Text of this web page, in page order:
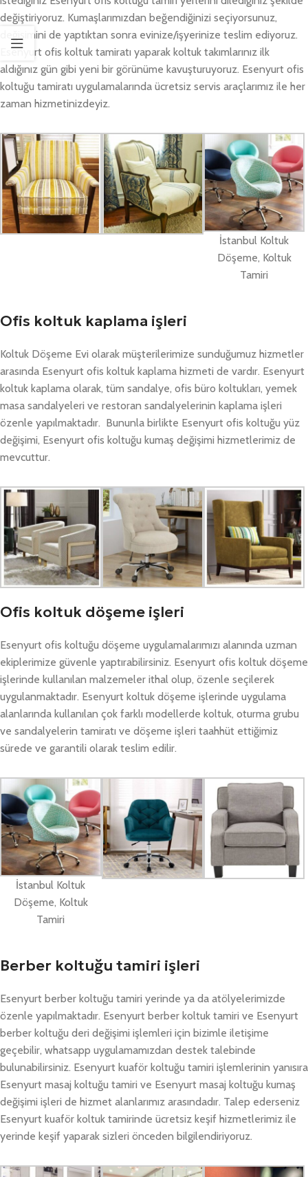
değiştiriyoruz. Kumaşlarımızdan beğendiğinizi seçiyorsunuz,
değişimini de yaptıktan sonra evinize/işyerinize teslim ediyoruz.
Esenyurt ofis koltuk tamiratı yaparak koltuk takımlarınız ilk
aldığınız gün gibi yeni bir görünüme kavuşturuyoruz. Esenyurt ofis
koltuğu tamiratı uygulamalarında ücretsiz servis araçlarımız ile her
zaman hizmetinizdeyiz.
İstanbul Koltuk
Döşeme, Koltuk
Tamiri
Ofis koltuk kaplama işleri
Koltuk Döşeme Evi olarak müşterilerimize sunduğumuz hizmetler
arasında Esenyurt ofis koltuk kaplama hizmeti de vardır. Esenyurt
koltuk kaplama olarak, tüm sandalye, ofis büro koltukları, yemek
masa sandalyeleri ve restoran sandalyelerinin kaplama işleri
özenle yapılmaktadır. Bununla birlikte Esenyurt ofis koltuğu yüz
değişimi, Esenyurt ofis koltuğu kumaş değişimi hizmetlerimiz de
mevcuttur.
Ofis koltuk döşeme işleri
Esenyurt ofis koltuğu döşeme uygulamalarımızı alanında uzman
ekiplerimize güvenle yaptırabilirsiniz. Esenyurt ofis koltuk döşeme
işlerinde kullanılan malzemeler ithal olup, özenle seçilerek
uygulanmaktadır. Esenyurt koltuk döşeme işlerinde uygulama
alanlarında kullanılan çok farklı modellerde koltuk, oturma grubu
ve sandalyelerin tamiratı ve döşeme işleri taahhüt ettiğimiz
sürede ve garantili olarak teslim edilir.
İstanbul Koltuk
Döşeme, Koltuk
Tamiri
Berber koltuğu tamiri işleri
Esenyurt berber koltuğu tamiri yerinde ya da atölyelerimizde
özenle yapılmaktadır. Esenyurt berber koltuk tamiri ve Esenyurt
berber koltuğu deri değişimi işlemleri için bizimle iletişime
geçebilir, whatsapp uygulamamızdan destek talebinde
bulunabilirsiniz. Esenyurt kuaför koltuğu tamiri işlemlerinin yanısıra
Esenyurt masaj koltuğu tamiri ve Esenyurt masaj koltuğu kumaş
değişimi işleri de hizmet alanlarımız arasındadır. Talep ederseniz
Esenyurt kuaför koltuk tamirinde ücretsiz keşif hizmetlerimiz ile
yerinde keşif yaparak sizleri önceden bilgilendiriyoruz.